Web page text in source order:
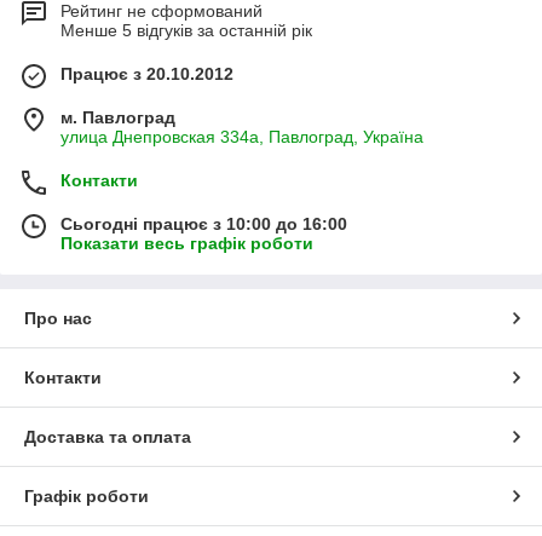
Рейтинг не сформований
Менше 5 відгуків за останній рік
Працює з 20.10.2012
м. Павлоград
улица Днепровская 334а, Павлоград, Україна
Контакти
Сьогодні працює з 10:00 до 16:00
Показати весь графік роботи
Про нас
Контакти
Доставка та оплата
Графік роботи